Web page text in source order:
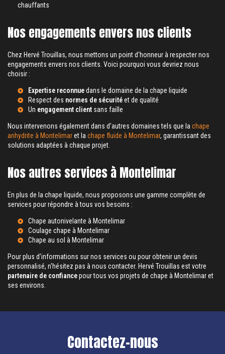
chauffants
Nos engagements envers nos clients
Chez Hervé Trouillas, nous mettons un point d'honneur à respecter nos
engagements envers nos clients. Voici pourquoi vous devriez nous
choisir :
Expertise reconnuedans le domaine de la chape liquide
Respect des normes de sécuritéet de qualité
Un engagement client sans faille
Nous intervenons également dans d'autres domaines tels que la chape
anhydrite à Montelimaret la chape fluide à Montelimar, garantissant des
solutions adaptées à chaque projet.
Nos autres services à Montelimar
En plus de la chape liquide, nous proposons une gamme complète de
services pour répondre à tous vos besoins :
Chape autonivelante à Montelimar
Coulage chape à Montelimar
Chape au sol à Montelimar
Pour plus d'informations sur nos services ou pour obtenir un devis
personnalisé, n'hésitez pas à nous contacter. Hervé Trouillas est votre
partenaire de confiancepour tous vos projets de chape à Montelimar et
ses environs.
Contactez-nous